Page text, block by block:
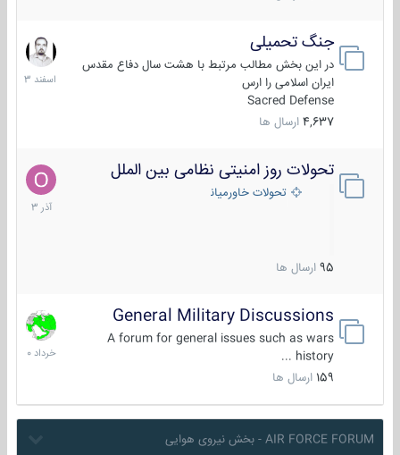
جنگ تحمیلی
در این بخش مطالب مرتبط با هشت سال دفاع مقدس
ایران اسلامی را ارس
Sacred Defense
4,637 ارسال ها
20
اسفند
1403
تحولات روز امنیتی نظامی بین الملل
تحولات خاورمیانه
95 ارسال ها
21
آذر
1403
General Military Discussions
A forum for general issues such as wars
history ...
159 ارسال ها
10
خرداد
1400
AIR FORCE FORUM - بخش نیروی هوایی